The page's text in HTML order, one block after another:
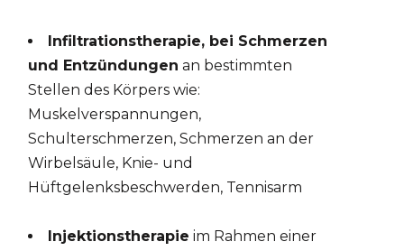
Infiltrationstherapie, bei Schmerzen
und Entzündungen an bestimmten
Stellen des Körpers wie:
Muskelverspannungen,
Schulterschmerzen, Schmerzen an der
Wirbelsäule, Knie- und
Hüftgelenksbeschwerden, Tennisarm
Injektionstherapie im Rahmen einer